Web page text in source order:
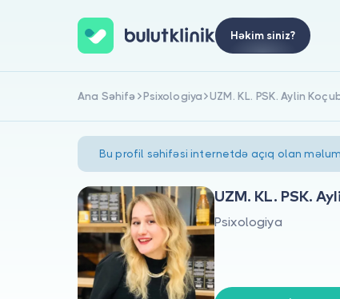
Həkim siniz?
Ana Səhifə Psixologiya UZM. KL. PSK. Aylin
Bu profil səhifəsi internetdə açıq olan
UZM. KL. PSK.
Psixologiya